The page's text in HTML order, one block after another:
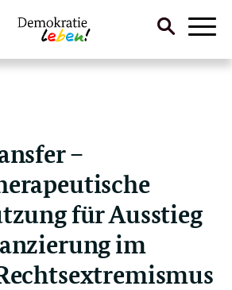
Suche
–
für Ausstieg
im